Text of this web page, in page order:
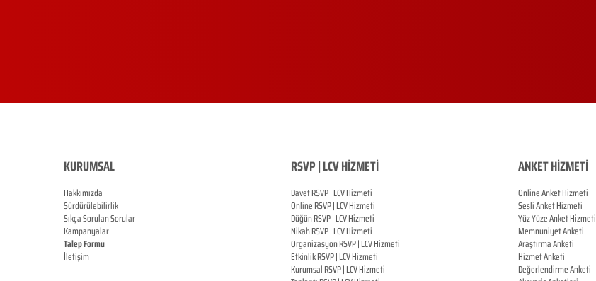
KURUMSAL
Hakkımızda
Sürdürülebilirlik
Sıkça Sorulan Sorular
Kampanyalar
Talep Formu
İletişim
RSVP | LCV HİZMETİ
Davet RSVP | LCV Hizmeti
OnlineRSVP |LCV Hizmeti
DüğünRSVP |LCV Hizmeti
NikahRSVP |LCV Hizmeti
OrganizasyonRSVP |LCV Hizmeti
EtkinlikRSVP |LCV Hizmeti
KurumsalRSVP |LCV Hizmeti
ANKET HİZMETİ
Online Anket Hizmeti
Sesli Anket Hizmeti
Yüz Yüze Anket Hizmeti
Memnuniyet Anketi
Araştırma Anketi
Hizmet Anketi
Değerlendirme Anketi